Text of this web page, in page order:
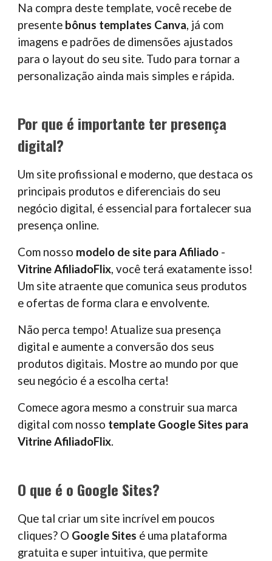
Na compra deste template, você recebe de
presente bônus templates Canva, já com
imagens e padrões de dimensões ajustados
para o layout do seu site. Tudo para tornar a
personalização ainda mais simples e rápida.
Por que é importante ter presença
digital?
Um site profissional e moderno, que destaca os
principais produtos e diferenciais do seu
negócio digital, é essencial para fortalecer sua
presença online.
Com nosso modelo de site para Afiliado -
Vitrine AfiliadoFlix, você terá exatamente isso!
Um site atraente que comunica seus produtos
e ofertas de forma clara e envolvente.
Não perca tempo! Atualize sua presença
digital e aumente a conversão dos seus
produtos digitais. Mostre ao mundo por que
seu negócio é a escolha certa!
Comece agora mesmo a construir sua marca
digital com nosso template Google Sites para
Vitrine AfiliadoFlix.
O que é o Google Sites?
Que tal criar um site incrível em poucos
cliques? O Google Sites é uma plataforma
gratuita e super intuitiva, que permite